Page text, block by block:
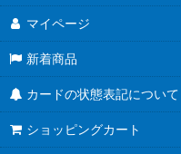
マイページ
新着商品
カードの状態表記について
ショッピングカート